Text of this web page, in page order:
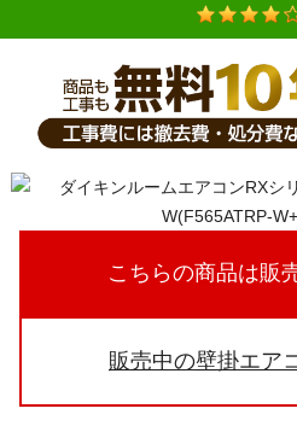
こちらの商品は販
販売中の壁掛エア